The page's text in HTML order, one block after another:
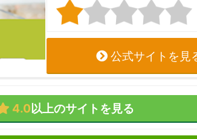
公式サイトを見
4.0以上のサイトを見る